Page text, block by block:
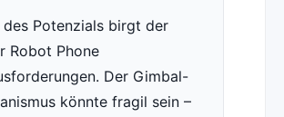
Potenzials birgt der
Robot Phone
Der Gimbal-
könnte fragil sein –